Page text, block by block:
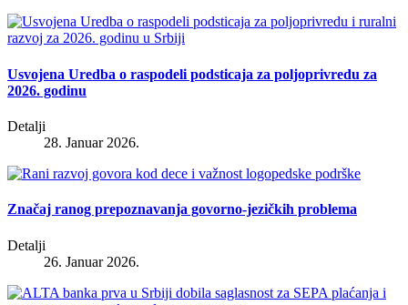
Usvojena Uredba o raspodeli podsticaja za poljoprivredu za
2026. godinu
Detalji
28. Januar 2026.
Značaj ranog prepoznavanja govorno-jezičkih problema
Detalji
26. Januar 2026.